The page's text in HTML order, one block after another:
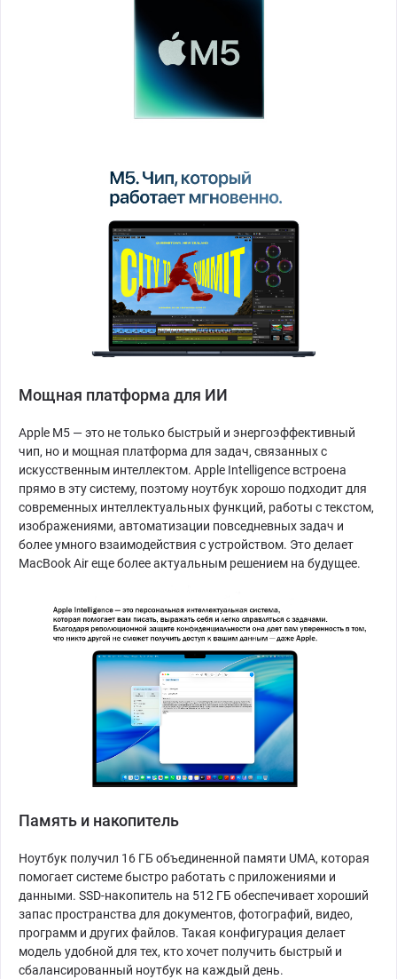
Мощная платформа для ИИ
Apple M5 — это не только быстрый и энергоэффективный
чип, но и мощная платформа для задач, связанных с
искусственным интеллектом. Apple Intelligence встроена
прямо в эту систему, поэтому ноутбук хорошо подходит для
современных интеллектуальных функций, работы с текстом,
изображениями, автоматизации повседневных задач и
более умного взаимодействия с устройством. Это делает
MacBook Air еще более актуальным решением на будущее.
Память и накопитель
Ноутбук получил 16 ГБ объединенной памяти UMA, которая
помогает системе быстро работать с приложениями и
данными. SSD-накопитель на 512 ГБ обеспечивает хороший
запас пространства для документов, фотографий, видео,
программ и других файлов. Такая конфигурация делает
модель удобной для тех, кто хочет получить быстрый и
сбалансированный ноутбук на каждый день.